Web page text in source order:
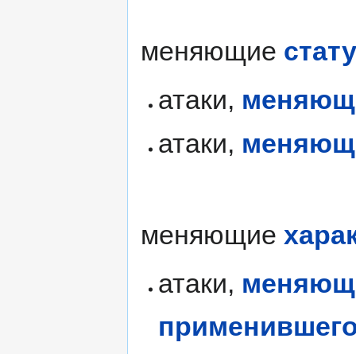
меняющие
атаки,
атаки,
меняющие
атаки,